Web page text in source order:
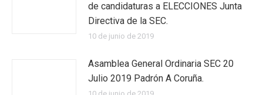
de candidaturas a ELECCIONES Junta
Directiva de la SEC.
10 de junio de 2019
Asamblea General Ordinaria SEC 20
Julio 2019 Padrón A Coruña.